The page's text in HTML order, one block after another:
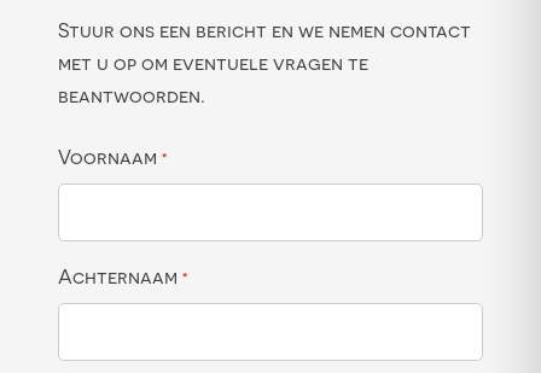
Stuur ons een bericht en we nemen contact
met u op om eventuele vragen te
beantwoorden.
Voornaam *
Achternaam *